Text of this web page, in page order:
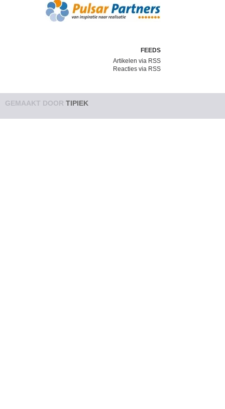
FEEDS
Artikelen via RSS
Reacties via RSS
GEMAAKT DOOR TIPIEK